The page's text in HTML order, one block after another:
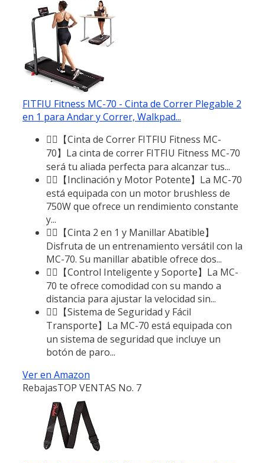
FITFIU Fitness MC-70 - Cinta de Correr Plegable 2
en 1 para Andar y Correr, Walkpad...
🏃‍♂️【Cinta de Correr FITFIU Fitness MC-
70】La cinta de correr FITFIU Fitness MC-70
será tu aliada perfecta para alcanzar tus...
🏃‍♂️【Inclinación y Motor Potente】La MC-70
está equipada con un motor brushless de
750W que ofrece un rendimiento constante
y...
🏃‍♂️【Cinta 2 en 1 y Manillar Abatible】
Disfruta de un entrenamiento versátil con la
MC-70. Su manillar abatible ofrece dos...
🏃‍♂️【Control Inteligente y Soporte】La MC-
70 te ofrece comodidad con su mando a
distancia para ajustar la velocidad sin...
🏃‍♂️【Sistema de Seguridad y Fácil
Transporte】La MC-70 está equipada con
un sistema de seguridad que incluye un
botón de paro...
Ver en Amazon
RebajasTOP VENTAS No. 7